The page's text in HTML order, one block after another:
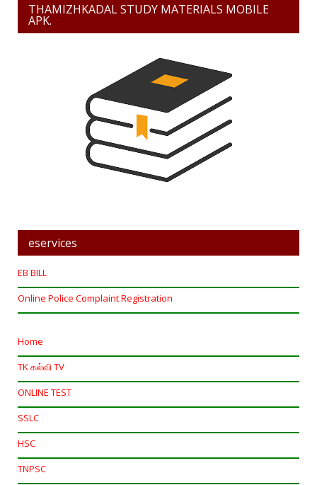
THAMIZHKADAL STUDY MATERIALS MOBILE
APK.
eservices
EB BILL
Online Police Complaint Registration
Home
TK கல்வி TV
ONLINE TEST
SSLC
HSC
TNPSC